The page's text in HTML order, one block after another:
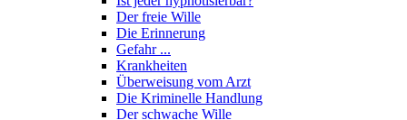
Der freie Wille
Die Erinnerung
Gefahr ...
Krankheiten
Überweisung vom Arzt
Die Kriminelle Handlung
Der schwache Wille